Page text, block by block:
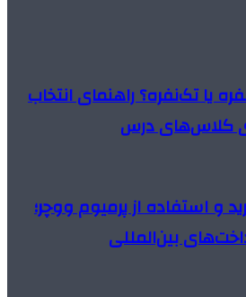
یا تک‌نفره؟ راهنمای انتخاب
کلاس‌های درس
و استفاده از پرمیوم ووچر؛
بین‌المللی